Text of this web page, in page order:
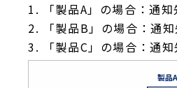
1. 「製品A」の場合：通
2. 「製品B」の場合：通
3. 「製品C」の場合：通